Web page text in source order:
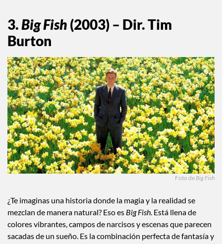
3.Big Fish (2003) – Dir. Tim
Burton
Foto deBig Fish
¿Te imaginas una historia donde la magia y la realidad se
mezclan de manera natural? Eso es Big Fish. Está llena de
colores vibrantes, campos de narcisos y escenas que parecen
sacadas de un sueño. Es la combinación perfecta de fantasía y